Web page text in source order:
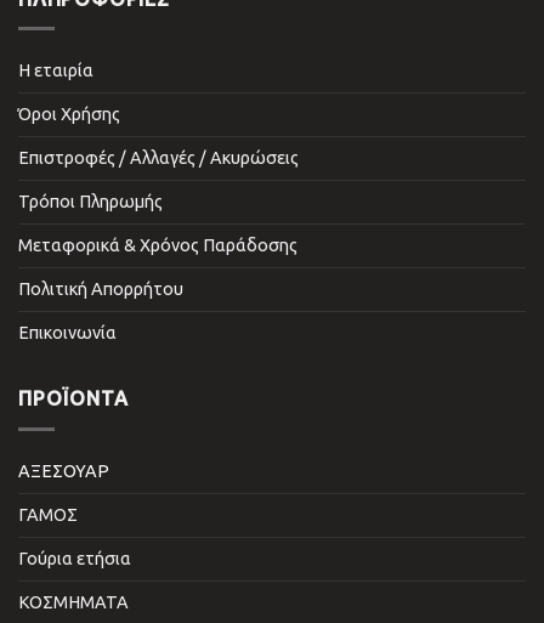
Η εταιρία
Όροι Χρήσης
Επιστροφές / Αλλαγές / Ακυρώσεις
Τρόποι Πληρωμής
Μεταφορικά & Χρόνος Παράδοσης
Πολιτική Απορρήτου
Επικοινωνία
ΠΡΟΪΌΝΤΑ
ΑΞΕΣΟΥΑΡ
ΓΑΜΟΣ
Γούρια ετήσια
ΚΟΣΜΗΜΑΤΑ